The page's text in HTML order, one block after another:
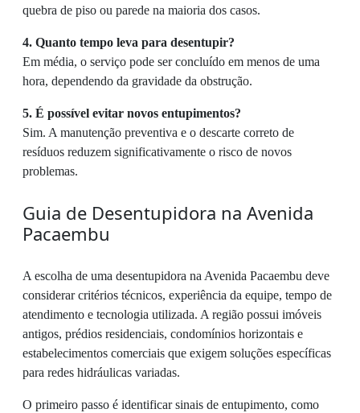
quebra de piso ou parede na maioria dos casos.
4. Quanto tempo leva para desentupir?
Em média, o serviço pode ser concluído em menos de uma
hora, dependendo da gravidade da obstrução.
5. É possível evitar novos entupimentos?
Sim. A manutenção preventiva e o descarte correto de
resíduos reduzem significativamente o risco de novos
problemas.
Guia de Desentupidora na Avenida
Pacaembu
A escolha de uma desentupidora na Avenida Pacaembu deve
considerar critérios técnicos, experiência da equipe, tempo de
atendimento e tecnologia utilizada. A região possui imóveis
antigos, prédios residenciais, condomínios horizontais e
estabelecimentos comerciais que exigem soluções específicas
para redes hidráulicas variadas.
O primeiro passo é identificar sinais de entupimento, como